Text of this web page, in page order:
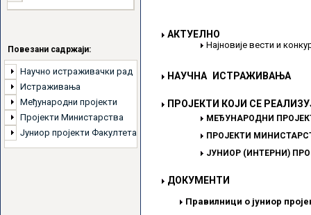
Повезани садржаји:
Научно истраживачки рад
Истраживања
Међународни пројекти
Пројекти Министарства
Јуниор пројекти Факултета
АКТУЕЛНО
Најновије вести и
НАУЧНА ИСТРАЖИВАЊА
ПРОЈЕКТИ КОЈИ СЕ
МЕЂУНАРОДНИ
ПРОЈЕКТИ
ЈУНИОР (ИНТЕРНИ)
ДОКУМЕНТИ
Правилници о јуниор